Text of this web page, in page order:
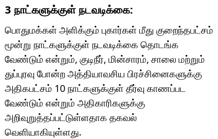
3 நாட்களுக்குள் நடவடிக்கை:
பொதுமக்கள் அளிக்கும் புகார்கள் மீது குறைந்தபட்சம்
மூன்று நாட்களுக்குள் நடவடிக்கை தொடங்க
வேண்டும் என்றும், குடிநீர், மின்சாரம், சாலை மற்றும்
துப்புரவு போன்ற அத்தியாவசிய பிரச்சினைகளுக்கு
அதிகபட்சம் 10 நாட்களுக்குள் தீர்வு காணப்பட
வேண்டும் என்றும் அதிகாரிகளுக்கு
அறிவுறுத்தப்பட்டுள்ளதாக தகவல்
வெளியாகியுள்ளது.